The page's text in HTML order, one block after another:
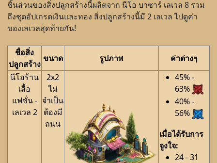
ชิ้นส่วนของสิ่งปลูกสร้างนี้ผลิตจาก นีโอ บาซาร์ เลเวล 8 รวม
ถึงชุดอัปเกรดเงินและทอง สิ่งปลูกสร้างนี้มี 2 เลเวล ไปดูค่า
ของเลเวลสุดท้ายกัน!
ชื่อสิ่ง
ปลูกสร้าง
ขนาด รูปภาพ
ค่าต่างๆ
นีโอร้าน
เสื้อ
แฟชั่น -
เลเวล 2
2x2
ไม่
จำเป็น
ต้องมี
ถนน
45% -
63%
40% -
56%
เมื่อได้รับการ
จูงใจ:
24 - 31